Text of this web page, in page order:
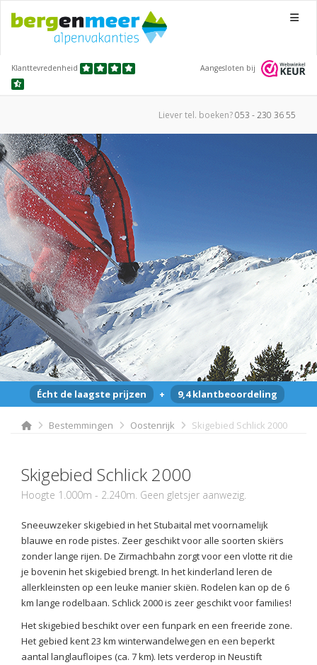
Menu
Klanttevredenheid Aangesloten bij
Liever tel. boeken?053 - 230 36 55
Écht de laagste prijzen + 9,4 klantbeoordeling
Bestemmingen Oostenrijk Skigebied Schlick 2000
Skigebied Schlick 2000
Hoogte 1.000m - 2.240m. Geen gletsjer aanwezig.
Sneeuwzeker skigebied in het Stubaital met voornamelijk
blauwe en rode pistes. Zeer geschikt voor alle soorten skiërs
zonder lange rijen. De Zirmachbahn zorgt voor een vlotte rit die
je bovenin het skigebied brengt. In het kinderland leren de
allerkleinsten op een leuke manier skiën. Rodelen kan op de 6
km lange rodelbaan. Schlick 2000 is zeer geschikt voor families!
Het skigebied beschikt over een funpark en een freeride zone.
Het gebied kent 23 km winterwandelwegen en een beperkt
aantal langlaufloipes (ca. 7 km). Iets verderop in Neustift